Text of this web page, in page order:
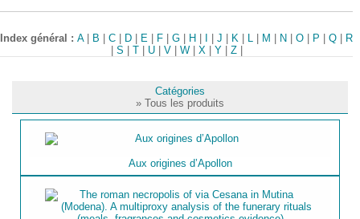
Index général :A| B |C D E F |G H |J K L M N |O P |Q
R
S T| U| V| W| X| Y| Z|
Catégories
» Tous les produits
Aux origines d’Apollon